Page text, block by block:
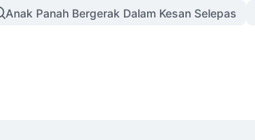
Anak Panah Bergerak Dalam Kesan Selepas